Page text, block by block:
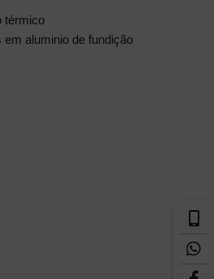
térmico
aluminio de fundição